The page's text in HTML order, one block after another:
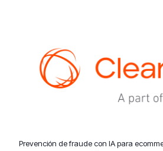
Prevención de fraude con IA para